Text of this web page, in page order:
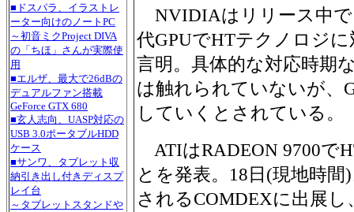
■ドスパラ、イラストレ
ーター向けのノートPC
～初音ミクProject DIVA
の「ちほ」さんが実際使
用
■エルザ、最大で26dBの
デュアルファン搭載
GeForce GTX 680
■玄人志向、UASP対応の
USB 3.0ポータブルHDD
ケース
■サンワ、タブレット収
納引き出し付きディスプ
レイ台
～タブレットスタンドや
NVIDIAはリリース中で
代GPUでHTテクノロジ
言明。具体的な対応時期
は触れられていないが、
していくとされている。
ATIはRADEON 9700で
とを発表。18日(現地時
されるCOMDEXに出展